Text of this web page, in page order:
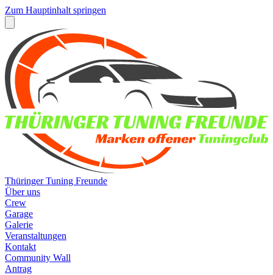
Zum Hauptinhalt springen
Thüringer Tuning Freunde
Über uns
Crew
Garage
Galerie
Veranstaltungen
Kontakt
Community Wall
Antrag